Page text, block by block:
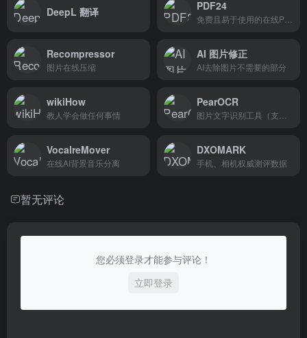
DeepL 翻译 PDF24
Recompressor
图片在线压缩
AI 图片修正
AI去除图片不需要的部分
wikiHow
教人学会做任何事情
PearOCR
VocalreMover
在线AI背景音乐分离
DXOMARK
手机、相机权威测评数据
暂无评论
您必须登录才能参与评论！
立即登录